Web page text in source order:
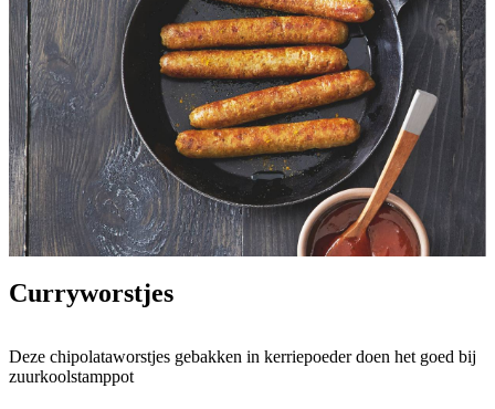
Curryworstjes
Deze chipolataworstjes gebakken in kerriepoeder doen het goed bij
zuurkoolstamppot